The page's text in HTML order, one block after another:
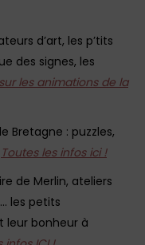
d’art, les p’tits
des signes, les
les animations de la
Bretagne : puzzles,
Toutes les infos ici !
de Merlin, ateliers
les petits
leur bonheur à